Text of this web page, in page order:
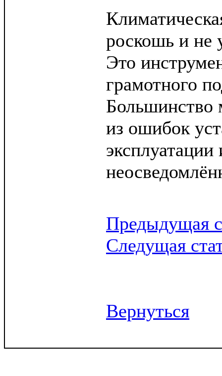
роскошь и не
Это
грамотного
Большинство
из ошибок
эксплуатации
Предыдущая
Следущая
Вернуться